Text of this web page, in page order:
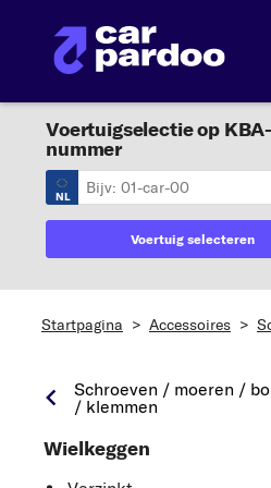
Voertuigselectie op KBA-
nummer
NL
Voertuig selecteren
Startpagina > Accessoires >
Schroeven / moeren /
/ klemmen
Wielkeggen